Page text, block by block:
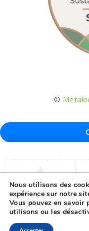
©
Nous utilisons des
expérience sur notre
Vous pouvez en savoir
utilisons ou les